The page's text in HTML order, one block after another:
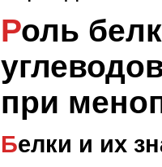
Роль белков, жиров и
при
Белки и их